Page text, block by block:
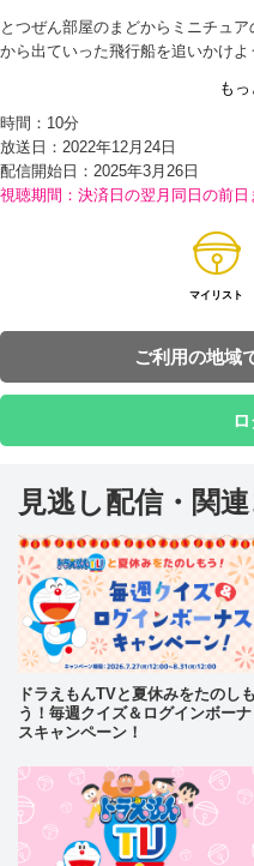
とつぜん部屋のまどからミニチュ
から出ていった飛行船を追いかけ
のいとこが作った、飛行船型（が
ネ夫は、飛行船に乗った時のじまん
そんなスネ夫をうらやましく思った
泣きつく。すると、ちょうどそこに
ミが、かわいい『ミニ熱気球』を持
操縦（そうじゅう）はできないも
で目的地まで飛ぶことができ、モ
ると聞き、大よろこびののび太。
が…!?
時間： 10分
放送日：2022年12月24日
配信開始日： 2025年3月26日
視聴期間：決済日の翌月同日の前日
マイリスト
ご利用の地域
見逃し配信・関
ドラえもんTVと夏休みをたのしも
う！毎週クイズ＆ログインボーナ
スキャンペーン！